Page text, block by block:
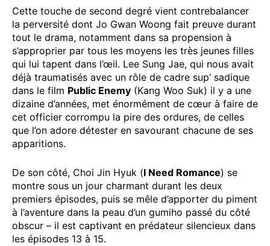
Cette touche de second degré vient contrebalancer
la perversité dont Jo Gwan Woong fait preuve durant
tout le drama, notamment dans sa propension à
s’approprier par tous les moyens les très jeunes filles
qui lui tapent dans l’œil. Lee Sung Jae, qui nous avait
déjà traumatisés avec un rôle de cadre sup’ sadique
dans le film Public Enemy (Kang Woo Suk) il y a une
dizaine d’années, met énormément de cœur à faire de
cet officier corrompu la pire des ordures, de celles
que l’on adore détester en savourant chacune de ses
apparitions.
De son côté, Choi Jin Hyuk (I Need Romance) se
montre sous un jour charmant durant les deux
premiers épisodes, puis se mêle d’apporter du piment
à l’aventure dans la peau d’un gumiho passé du côté
obscur – il est captivant en prédateur silencieux dans
les épisodes 13 à 15.